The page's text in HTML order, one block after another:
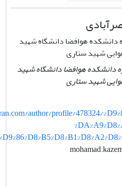
دانشکده هوافضا دانشگاه شهید
شهید ستاری
دانشکده هوافضا دانشگاه شهید
شهید ستاری
author/profile/478324/